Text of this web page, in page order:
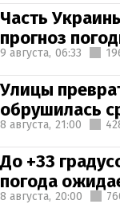
Часть
прогноз
9 августа, 06:33
Улицы
обрушилась
8 августа, 21:00
До +33
погода
8 августа, 20:00